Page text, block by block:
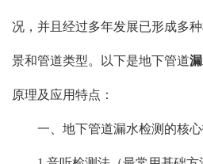
况，并且经过多年发展已形成多
景和管道类型。以下是地下管道
原理及应用特点：
一、地下管道漏水检测的核心